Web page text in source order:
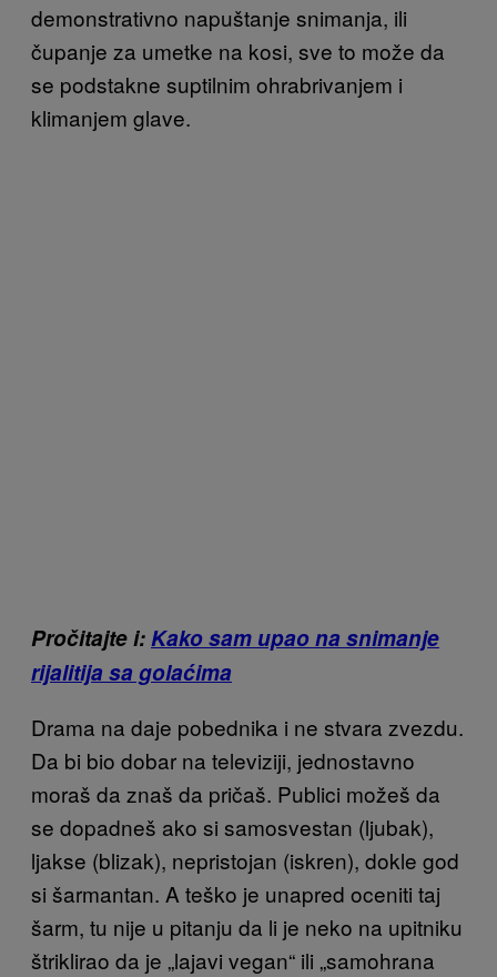
demonstrativno napuštanje snimanja, ili
čupanje za umetke na kosi, sve to može da
se podstakne suptilnim ohrabrivanjem i
klimanjem glave.
Pročitajte i:Kako sam upao na snimanje
rijalitija sa golaćima
Drama na daje pobednika i ne stvara zvezdu.
Da bi bio dobar na televiziji, jednostavno
moraš da znaš da pričaš. Publici možeš da
se dopadneš ako si samosvestan (ljubak),
ljakse (blizak), nepristojan (iskren), dokle god
si šarmantan. A teško je unapred oceniti taj
šarm, tu nije u pitanju da li je neko na upitniku
štriklirao da je „lajavi vegan“ ili „samohrana